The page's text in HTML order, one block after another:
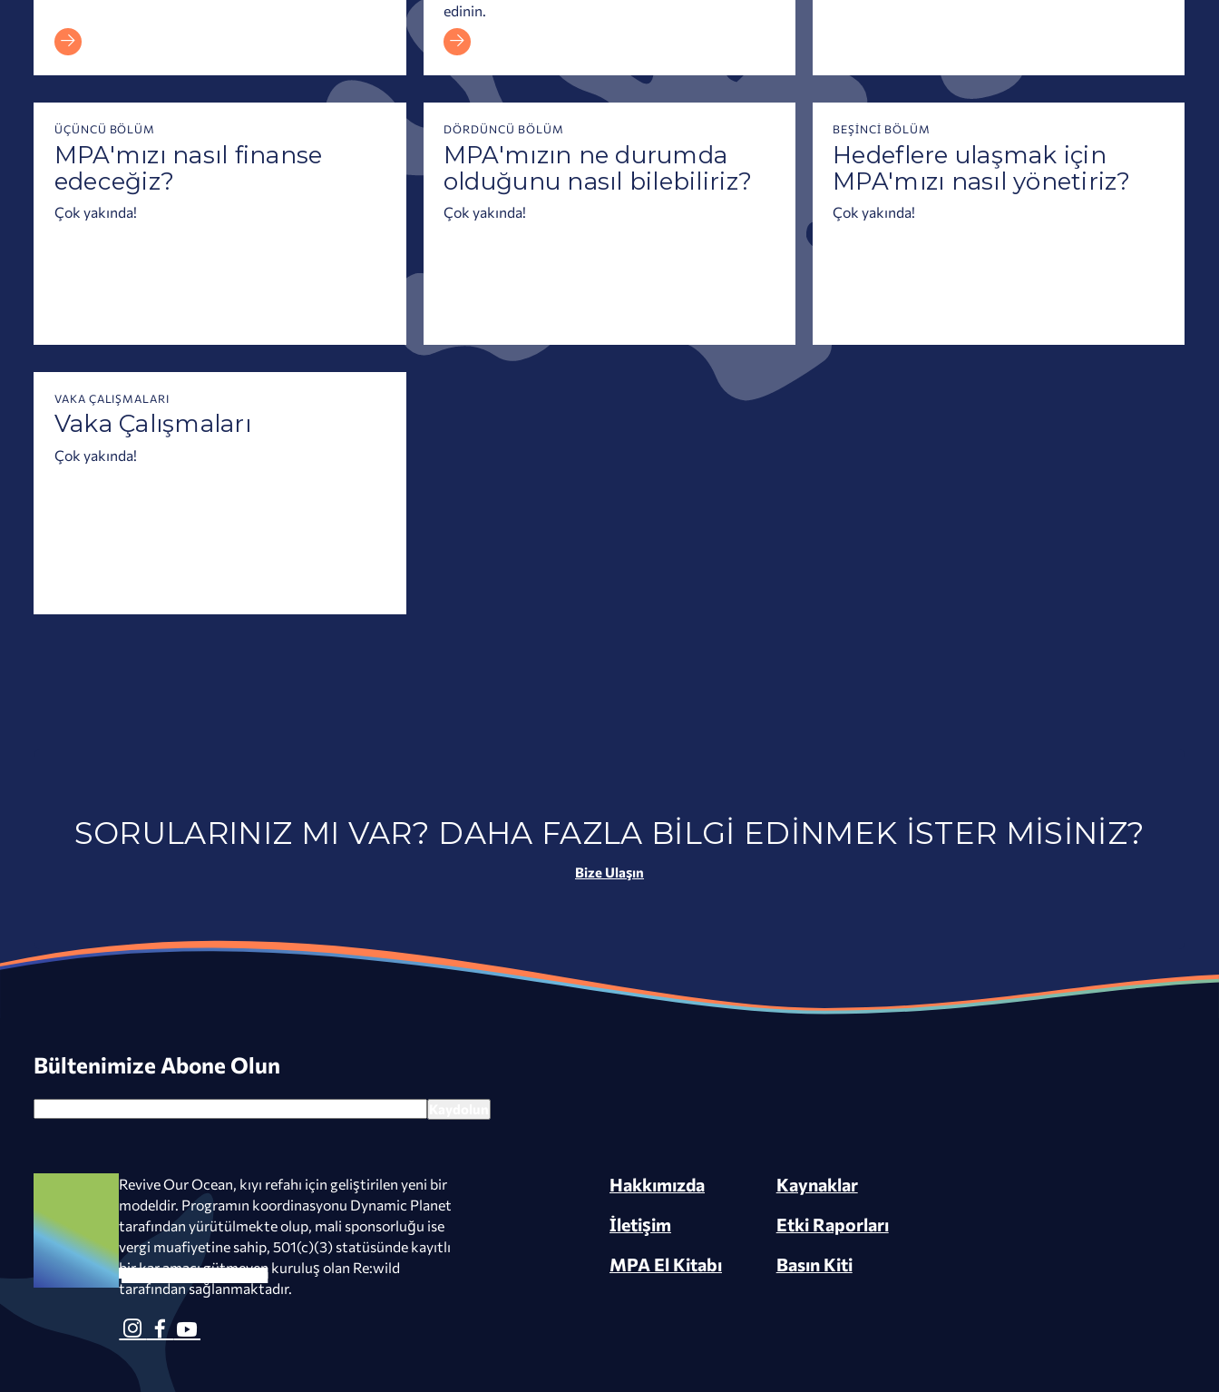
edinin.
ÜÇÜNCÜ BÖLÜM
MPA'mızı nasıl finanse
edeceğiz?
Çok yakında!
DÖRDÜNCÜ BÖLÜM
MPA'mızın ne durumda
olduğunu nasıl bilebiliriz?
Çok yakında!
BEŞINCI BÖLÜM
Hedeflere ulaşmak için
MPA'mızı nasıl yönetiriz?
Çok yakında!
VAKA ÇALIŞMALARI
Vaka Çalışmaları
Çok yakında!
SORULARINIZ MI VAR? DAHA FAZLA BILGI EDINMEK ISTER MISINIZ?
Bize Ulaşın
Bültenimize Abone Olun
Revive Our Ocean, kıyı refahı için geliştirilen yeni bir
modeldir. Programın koordinasyonu Dynamic Planet
tarafından yürütülmekte olup, mali sponsorluğu ise
vergi muafiyetine sahip, 501(c)(3) statüsünde kayıtlı
bir kar amacı gütmeyen kuruluş olan Re:wild
tarafından sağlanmaktadır.
Hakkımızda
İletişim
MPA El Kitabı
Kaynaklar
Etki Raporları
Basın Kiti